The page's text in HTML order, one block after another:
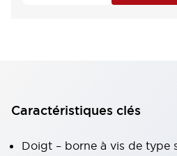
Caractéristiques clés
Doigt – borne à vis de type